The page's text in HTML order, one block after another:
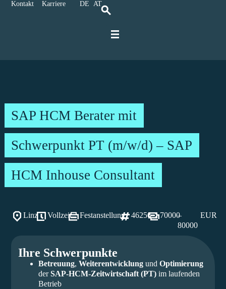
Kontakt Karriere DE AT
SAP HCM Berater mit
Schwerpunkt PT (m/w/d) – SAP
HCM Inhouse Consultant
Linz Vollzeit Festanstellung 46256 70000–
80000
EUR
Ihre Schwerpunkte
Betreuung, Weiterentwicklung und Optimierung
derSAP-HCM-Zeitwirtschaft (PT)im laufenden
Betrieb